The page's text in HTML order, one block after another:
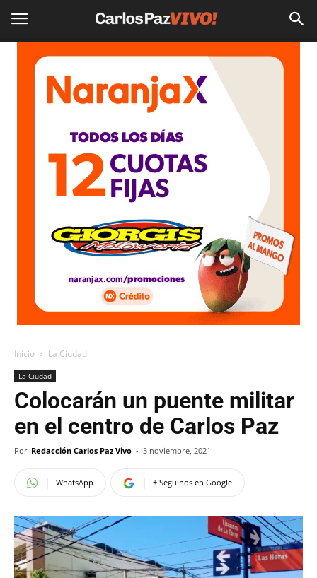
Inicio La Ciudad
La Ciudad
Colocarán un puente militar
en el centro de Carlos Paz
Por Redacción Carlos Paz Vivo - 3 noviembre, 2021
WhatsApp + Seguinos en Google